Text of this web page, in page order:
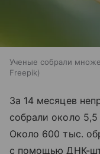
Ученые собрали
Freepik
За 14 месяцев
собрали около
Около 600 тыс.
с помощью ДНК-